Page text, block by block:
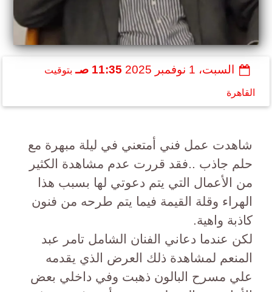
السبت، 1 نوفمبر 2025 11:35 صـ بتوقيت
القاهرة
شاهدت عمل فني أمتعني في ليلة مبهرة مع
حلم جاذب ..فقد قررت عدم مشاهدة الكثير
من الأعمال التي يتم دعوتي لها بسبب هذا
الهراء وقلة القيمة فيما يتم طرحه من فنون
كاذبة واهية.
لكن عندما دعاني الفنان الشامل تامر عبد
المنعم لمشاهدة ذلك العرض الذي يقدمه
علي مسرح البالون ذهبت وفي داخلي بعض